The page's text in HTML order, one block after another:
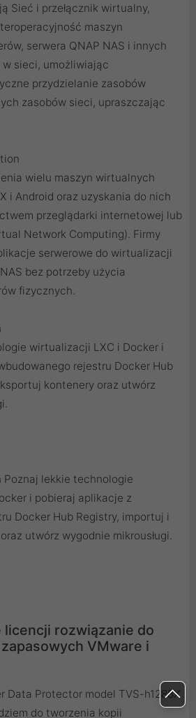
Sieć i przełącznik wirtualny,
maszyn
serwera QNAP NAS i innych
sieci, umożliwiając
przydzielanie zasobów
zasobów sieci, upraszczając
wielu maszyn wirtualnych
i Android oraz uzyskania do nich
przeglądarki internetowej lub
Network Computing). Firmy
serwerowe do wirtualizacji
bez potrzeby użycia
fizycznych.
wirtualizacji LXC i Docker i
rejestru Docker Hub
kontenery oraz utwórz
lekkie technologie
i pobieraj aplikacje z
Docker Hub Registry, importuj i
utwórz wygodnie mikrousługi.
licencji rozwiązanie do
VMware i
Data Protector model TVS-h1288X
do tworzenia kopii